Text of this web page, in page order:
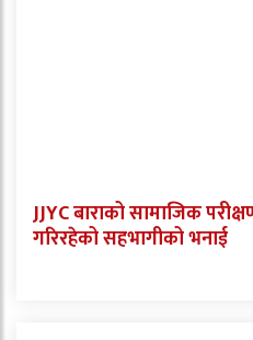
JJYC बाराको सामाजिक
गरिरहेको सहभागीको भनाई